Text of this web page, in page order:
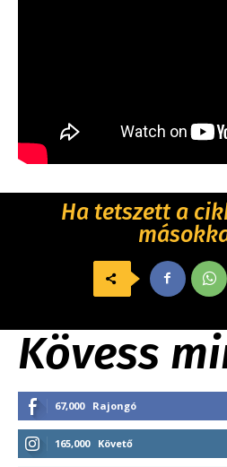
Ha tetszett a
Kövess
67,000 Rajongó
165,000 Követő